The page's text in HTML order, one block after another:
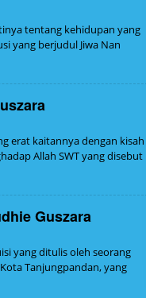
tentang kehidupan yang
yang berjudul Jiwa Nan
erat kaitannya dengan kisah
Allah SWT yang disebut
Guszara
yang ditulis oleh seorang
Tanjungpandan, yang